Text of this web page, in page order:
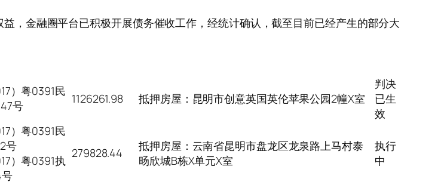
，金融圈平台已积极开展债务催收工作，经统计确认，截至目前已经产生的部分大
）粤0391民
号
1126261.98 抵押房屋：昆明市创意英国英伦苹果公园2幢X室
判决
已生
效
）粤0391民
号
）粤0391执
279828.44
抵押房屋：云南省昆明市盘龙区龙泉路上马村泰
旸欣城B栋X单元X室
执行
中